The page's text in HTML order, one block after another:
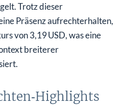
Trotz dieser
Präsenz aufrechterhalten,
von 3,19 USD, was eine
breiterer